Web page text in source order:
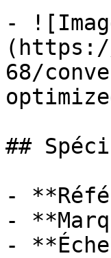
-
(https://
68/
##
-
-
-